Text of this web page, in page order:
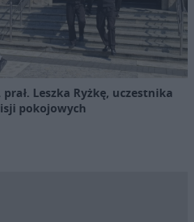
Leszka Ryżkę, uczestnika
pokojowych